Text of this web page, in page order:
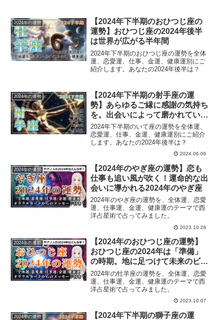
2024年の運勢
【2024年下半期のおひつじ座の
運勢】おひつじ座の2024年後半
は世界が広がる半年間
2024年下半期のおひつじ座の運勢を全体
運、恋愛運、仕事、金運、健康運別にご
紹介します。あなたの2024年後半は？
2024年の運勢
【2024年下半期の射手座の運
勢】あらゆるご縁に感謝の気持ち
を。出会いによって磨かれていく
いて座の2024年下半期
2024年下半期のいて座の運勢を全体運、
恋愛運、仕事、金運、健康運別にご紹介
します。あなたの2024年後半は？
2024.06.06
2024年の運勢
【2024年のやぎ座の運勢】恋も
仕事も追い風が吹く！運命的な出
会いに導かれる2024年のやぎ座
2024年のやぎ座の運勢を、全体運、恋愛
運、仕事運、金運、健康運のテーマで西
洋占星術で占ってみました。
2023.10.28
2024年の運勢
【2024年のおひつじ座の運勢】
おひつじ座の2024年は「準備」
の時期。地に足つけて未来のビジ
ョンを明確に！
2024年の牡羊座の運勢を、全体運、恋愛
運、仕事運、金運、健康運のテーマで西
洋占星術で占ってみました。
2023.10.07
2024年の運勢
【2024年下半期の獅子座の運